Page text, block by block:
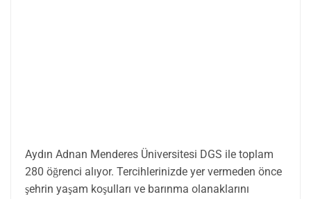
Aydın Adnan Menderes Üniversitesi DGS ile toplam
280 öğrenci alıyor. Tercihlerinizde yer vermeden önce
şehrin yaşam koşulları ve barınma olanaklarını